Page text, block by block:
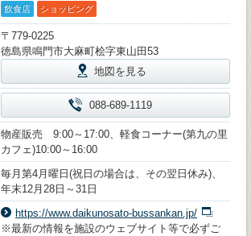
飲食店 ショッピング
〒779-0225
徳島県鳴門市大麻町桧字東山田53
地図を見る
088-689-1119
物産販売 9:00～17:00、軽食コーナー(第九の里
カフェ)10:00～16:00
毎月第4月曜日(祝日の場合は、その翌日休み)、
年末12月28日～31日
https://www.daikunosato-bussankan.jp/
※最新の情報を施設のウェブサイト等で必ずご